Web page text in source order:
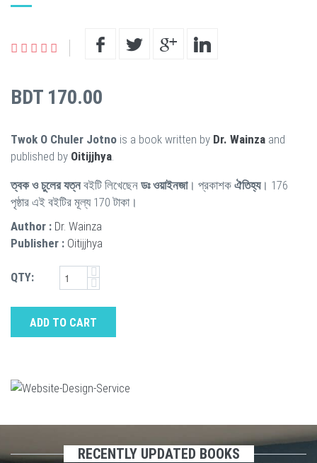
BDT 170.00
Twok O Chuler Jotno is a book written by Dr. Wainza and
published by Oitijjhya
ত্বক ও চুলের যত্নবইটি লিখেছেন ডঃ ওয়াইনজা। প্রকাশক ঐতিহ্য। 176
পৃষ্ঠার এই বইটির মূল্য 170 টাকা।
Author : Dr. Wainza
Publisher : Oitijjhya
QTY:
ADD TO CART
RECENTLY UPDATED BOOKS